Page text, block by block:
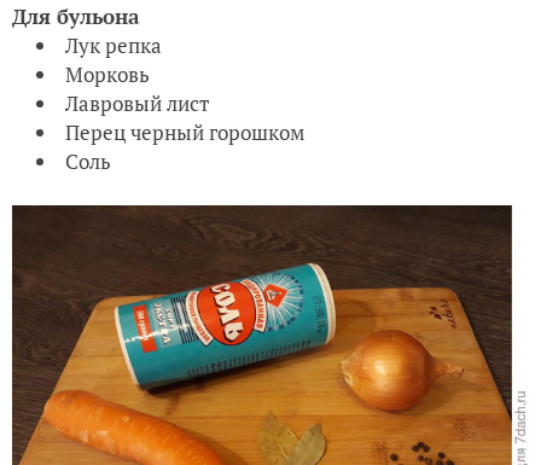
Для бульона
Лук репка
Морковь
Лавровый лист
Перец черный горошком
Соль